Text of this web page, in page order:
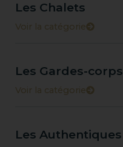
Les Chalets
Voir la catégorie
Les Gardes-corps
Voir la catégorie
Les Authentiques